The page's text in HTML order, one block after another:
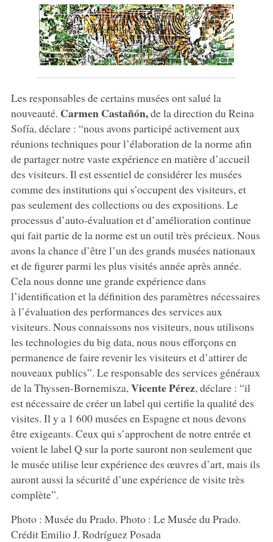
Les responsables de certains musées ont salué la
nouveauté. Carmen Castañón,de la direction du Reina
Sofía, déclare : “nous avons participé activement aux
réunions techniques pour l’élaboration de la norme afin
de partager notre vaste expérience en matière d’accueil
des visiteurs. Il est essentiel de considérer les musées
comme des institutions qui s’occupent des visiteurs, et
pas seulement des collections ou des expositions. Le
processus d’auto-évaluation et d’amélioration continue
qui fait partie de la norme est un outil très précieux. Nous
avons la chance d’être l’un des grands musées nationaux
et de figurer parmi les plus visités année après année.
Cela nous donne une grande expérience dans
l’identification et la définition des paramètres nécessaires
à l’évaluation des performances des services aux
visiteurs. Nous connaissons nos visiteurs, nous utilisons
les technologies du big data, nous nous efforçons en
permanence de faire revenir les visiteurs et d’attirer de
nouveaux publics”. Le responsable des services généraux
de la Thyssen-Bornemisza, Vicente Pérez, déclare : “il
est nécessaire de créer un label qui certifie la qualité des
visites. Il y a 1 600 musées en Espagne et nous devons
être exigeants. Ceux qui s’approchent de notre entrée et
voient le label Q sur la porte sauront non seulement que
le musée utilise leur expérience des œuvres d’art, mais ils
auront aussi la sécurité d’une expérience de visite très
complète”.
Photo : Musée du Prado. Photo : Le Musée du Prado.
Crédit Emilio J. Rodríguez Posada